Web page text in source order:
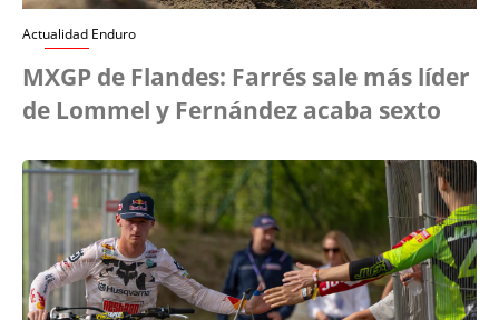
Actualidad Enduro
MXGP de Flandes: Farrés sale más líder
de Lommel y Fernández acaba sexto